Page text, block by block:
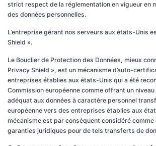
strict respect de la réglementation en vigueur en
des données personnelles.
L’entreprise gérant nos serveurs aux états-Unis
Shield ».
Le Bouclier de Protection des Données, mieux
Privacy Shield », est un mécanisme d’auto-
entreprises établies aux états-Unis qui a été
Commission européenne comme offrant un
adéquat aux données à caractère personnel
européenne vers des entreprises établies aux
mécanisme est par conséquent considéré
garanties juridiques pour de tels transferts de